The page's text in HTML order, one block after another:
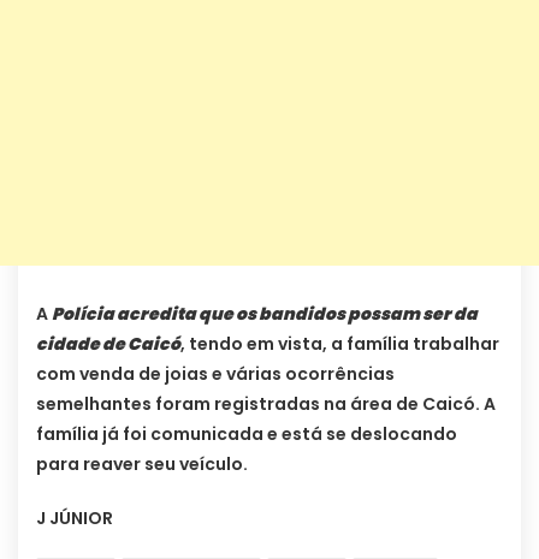
APolícia acredita que os bandidos possam ser da
cidade de Caicó, tendo em vista, a família trabalhar
com venda de joias e várias ocorrências
semelhantes foram registradas na área de Caicó. A
família já foi comunicada e está se deslocando
para reaver seu veículo.
J JÚNIOR